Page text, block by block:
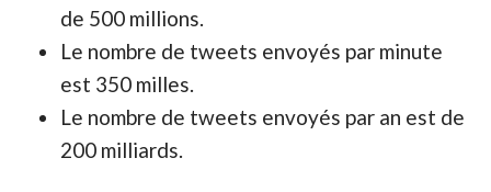
de 500 millions.
Le nombre de tweets envoyés par minute
est 350 milles.
Le nombre de tweets envoyés par an est de
200 milliards.